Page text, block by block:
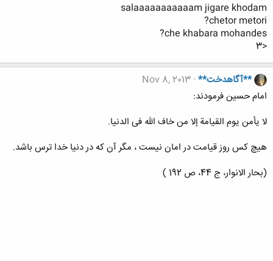
salaaaaaaaaaaam jigare khodam
chetor metori?
che khabara mohandes?
<3
**آگاهدخت** Nov 8, 2013
امام حسین فرمودند:
لا یأمن یوم القیامة إلا من خاف الله فی الدنیا.
هیچ کس روز قیامت در امان نیست ، مگر آن که در دنیا خدا ترس باشد.
(بحار الانوار، ج 44، ص 192 )